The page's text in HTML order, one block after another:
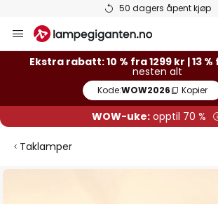
50 dagers åpent kjøp
Hopp
til
innhold
Ekstra rabatt: 10 % fra 1299 kr | 13 %
nesten alt
Kode:WOW2026 Kopier
WOW-uke: opptil 70 %
Taklamper
Gå